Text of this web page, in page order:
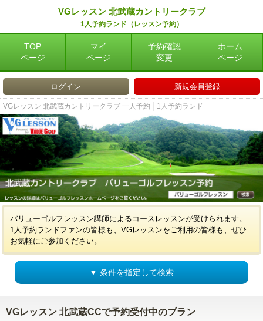
VGレッスン 北武蔵カントリークラブ
1人予約ランド（レッスン予約）
TOP
ページ
マイ
ページ
予約確認
変更
ホーム
ページ
ログイン 新規会員登録
VGレッスン 北武蔵カントリークラブ 一人予約 │1人予約ランド
バリューゴルフレッスン講師によるコースレッスンが受けられます。
1人予約ランドファンの皆様も、VGレッスンをご利用の皆様も、ぜひ
お気軽にご参加ください。
▼ 条件を指定して検索
VGレッスン 北武蔵CCで予約受付中のプラン